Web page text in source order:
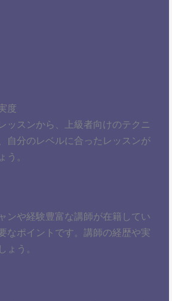
度
ッスンから、上級者向けのテクニ
自分のレベルに合ったレッスンが
。
ンや経験豊富な講師が在籍してい
なポイントです。講師の経歴や実
ょう。